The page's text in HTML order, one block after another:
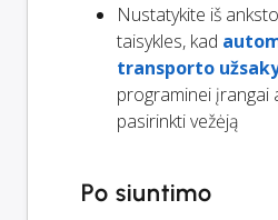
Nustatykite iš
taisykles, kad
transporto
programinei įrangai
pasirinkti vežėją
Po siuntimo